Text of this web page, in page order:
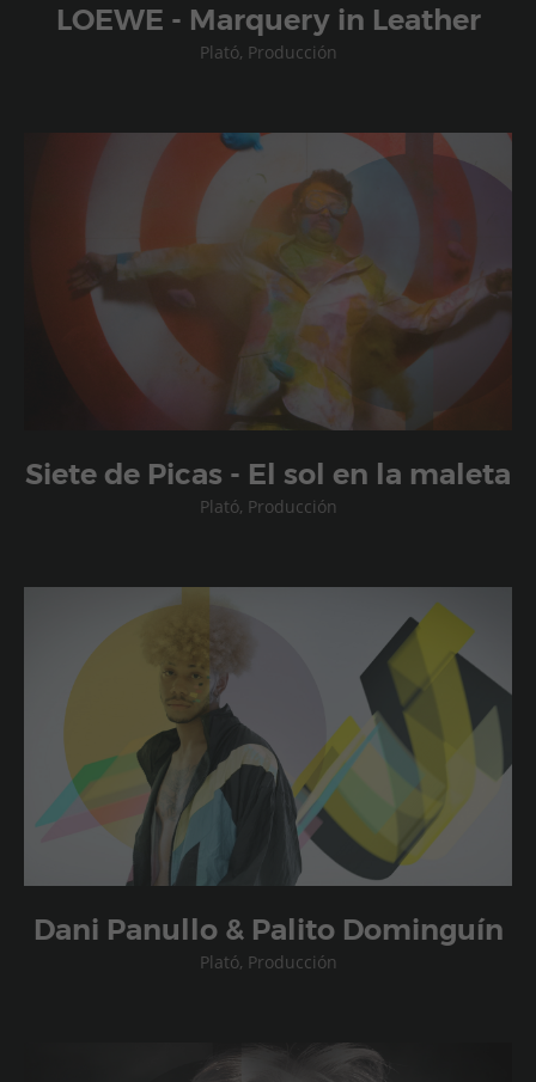
LOEWE - Marquery in Leather
Plató, Producción
Siete de Picas - El sol en la maleta
Plató, Producción
Dani Panullo & Palito Dominguín
Plató, Producción